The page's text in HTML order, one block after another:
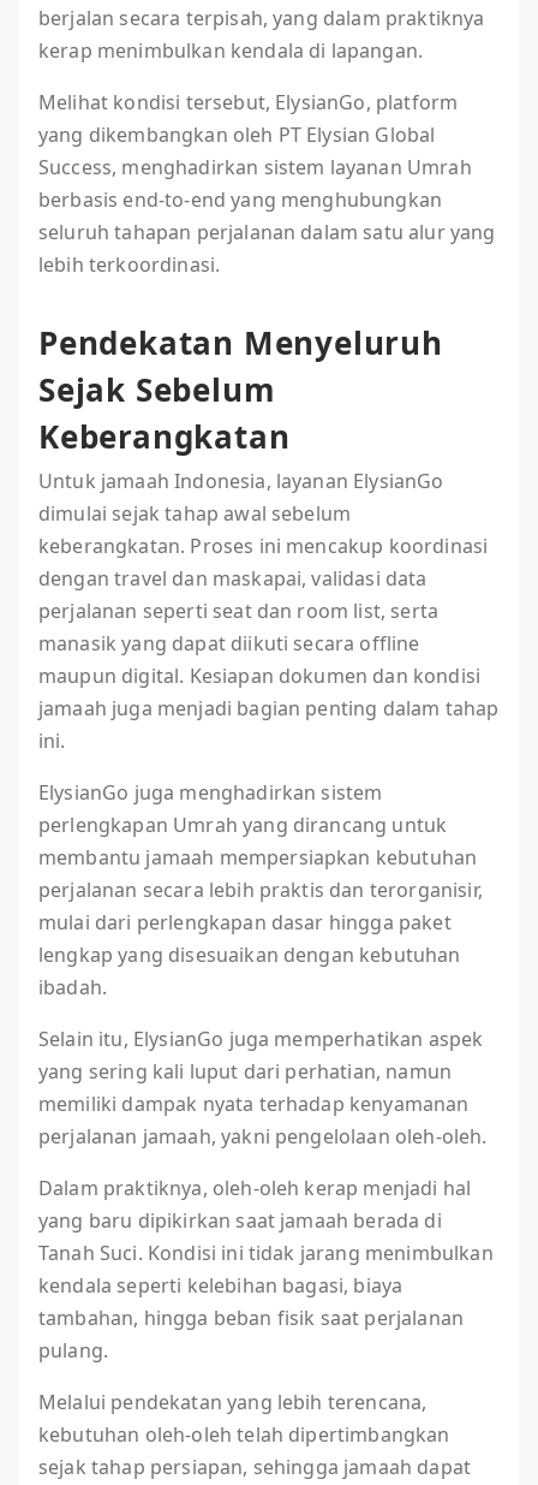
berjalan secara terpisah, yang dalam praktiknya
kerap menimbulkan kendala di lapangan.
Melihat kondisi tersebut, ElysianGo, platform
yang dikembangkan oleh PT Elysian Global
Success, menghadirkan sistem layanan Umrah
berbasis end-to-end yang menghubungkan
seluruh tahapan perjalanan dalam satu alur yang
lebih terkoordinasi.
Pendekatan Menyeluruh
Sejak Sebelum
Keberangkatan
Untuk jamaah Indonesia, layanan ElysianGo
dimulai sejak tahap awal sebelum
keberangkatan. Proses ini mencakup koordinasi
dengan travel dan maskapai, validasi data
perjalanan seperti seat dan room list, serta
manasik yang dapat diikuti secara offline
maupun digital. Kesiapan dokumen dan kondisi
jamaah juga menjadi bagian penting dalam tahap
ini.
ElysianGo juga menghadirkan sistem
perlengkapan Umrah yang dirancang untuk
membantu jamaah mempersiapkan kebutuhan
perjalanan secara lebih praktis dan terorganisir,
mulai dari perlengkapan dasar hingga paket
lengkap yang disesuaikan dengan kebutuhan
ibadah.
Selain itu, ElysianGo juga memperhatikan aspek
yang sering kali luput dari perhatian, namun
memiliki dampak nyata terhadap kenyamanan
perjalanan jamaah, yakni pengelolaan oleh-oleh.
Dalam praktiknya, oleh-oleh kerap menjadi hal
yang baru dipikirkan saat jamaah berada di
Tanah Suci. Kondisi ini tidak jarang menimbulkan
kendala seperti kelebihan bagasi, biaya
tambahan, hingga beban fisik saat perjalanan
pulang.
Melalui pendekatan yang lebih terencana,
kebutuhan oleh-oleh telah dipertimbangkan
sejak tahap persiapan, sehingga jamaah dapat